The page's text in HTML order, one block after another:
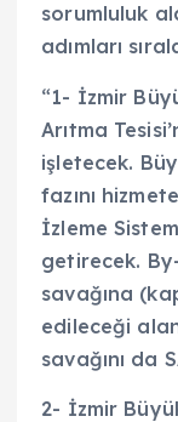
sorumluluk
adımları
“1- İzmir
Arıtma
işletecek.
fazını
İzleme
getirecek.
savağına
edileceği
savağını da
2- İzmir